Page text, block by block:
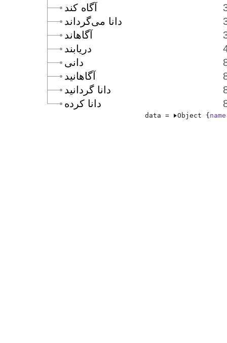
آگاه كند
دانا مى‌گرداند
آگاهاند
دريابند
دانى
آگاهانيد
دانا گردانيد
دانا كرده
data = Object { name